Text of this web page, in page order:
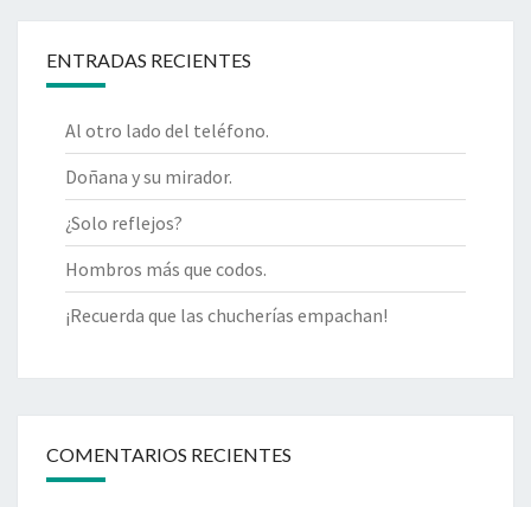
ENTRADAS RECIENTES
Al otro lado del teléfono.
Doñana y su mirador.
¿Solo reflejos?
Hombros más que codos.
¡Recuerda que las chucherías empachan!
COMENTARIOS RECIENTES